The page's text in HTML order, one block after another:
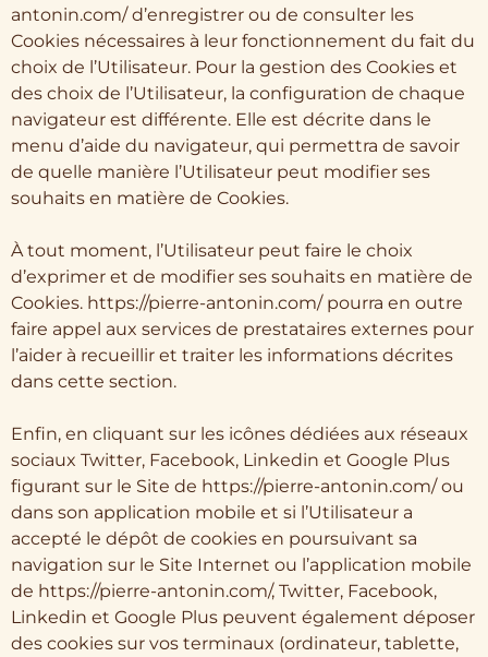
antonin.com/ d’enregistrer ou de consulter les
Cookies nécessaires à leur fonctionnement du fait du
choix de l’Utilisateur. Pour la gestion des Cookies et
des choix de l’Utilisateur, la configuration de chaque
navigateur est différente. Elle est décrite dans le
menu d’aide du navigateur, qui permettra de savoir
de quelle manière l’Utilisateur peut modifier ses
souhaits en matière de Cookies.
À tout moment, l’Utilisateur peut faire le choix
d’exprimer et de modifier ses souhaits en matière de
Cookies. https://pierre-antonin.com/ pourra en outre
faire appel aux services de prestataires externes pour
l’aider à recueillir et traiter les informations décrites
dans cette section.
Enfin, en cliquant sur les icônes dédiées aux réseaux
sociaux Twitter, Facebook, Linkedin et Google Plus
figurant sur le Site de https://pierre-antonin.com/ ou
dans son application mobile et si l’Utilisateur a
accepté le dépôt de cookies en poursuivant sa
navigation sur le Site Internet ou l’application mobile
de https://pierre-antonin.com/, Twitter, Facebook,
Linkedin et Google Plus peuvent également déposer
des cookies sur vos terminaux (ordinateur, tablette,